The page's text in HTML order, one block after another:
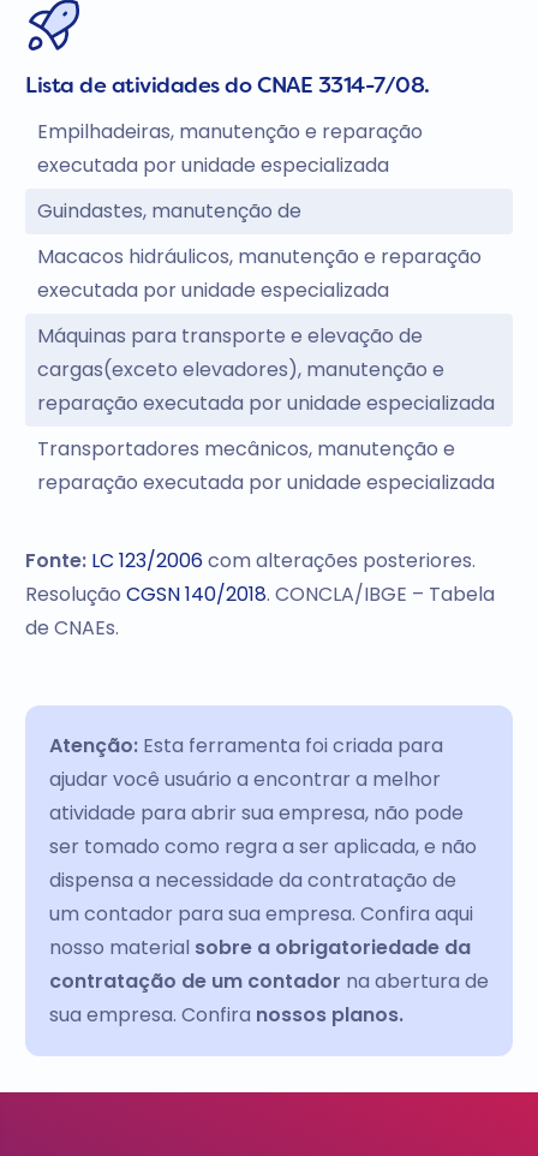
Lista de atividades do CNAE 3314-7/08.
Empilhadeiras, manutenção e reparação
executada por unidade especializada
Guindastes, manutenção de
Macacos hidráulicos, manutenção e reparação
executada por unidade especializada
Máquinas para transporte e elevação de
cargas(exceto elevadores), manutenção e
reparação executada por unidade especializada
Transportadores mecânicos, manutenção e
reparação executada por unidade especializada
Fonte: LC 123/2006com alterações posteriores.
ResoluçãoCGSN 140/2018. CONCLA/IBGE – Tabela
de CNAEs.
Atenção:Esta ferramenta foi criada para
ajudar você usuário a encontrar a melhor
atividade para abrir sua empresa, não pode
ser tomado como regra a ser aplicada, e não
dispensa a necessidade da contratação de
um contador para sua empresa. Confira aqui
nosso material sobre a obrigatoriedade da
contratação de um contador na abertura de
sua empresa. Confira nossos planos.